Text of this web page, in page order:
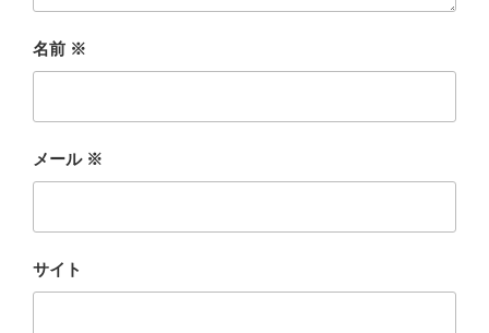
名前 ※
メール ※
サイト